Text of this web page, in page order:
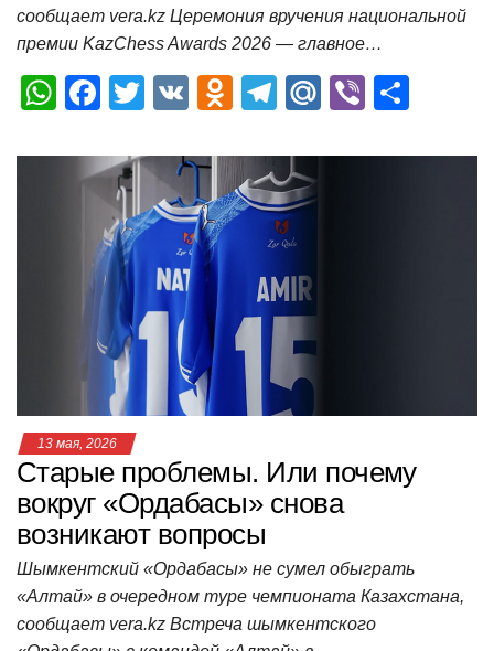
сообщает vera.kz Церемония вручения национальной
премии KazChess Awards 2026 — главное…
W
at
F
c
e
b
o
o
k
T
tt
er
V
O
n
o
ss
ni
ki
T
e
gr
a
m
M
.R
Vi
er п
13 мая, 2026
Старые проблемы. Или почему
вокруг «Ордабасы» снова
возникают вопросы
Шымкентский «Ордабасы» не сумел обыграть
«Алтай» в очередном туре чемпионата Казахстана,
сообщает vera.kz Встреча шымкентского